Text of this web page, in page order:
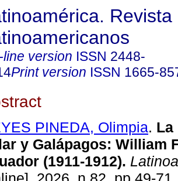
line version ISSN 2448-
Print version ISSN 1665-
PINEDA, Olimpia. La
y Galápagos: William
(1911-1912).